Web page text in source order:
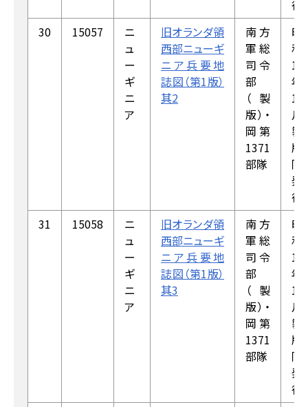
行
30
15057
ニ
ュ
ー
ギ
ニ
ア
旧オランダ領
西部ニューギ
ニア兵要地
誌図（第1版）
其2
南方
軍総
司令
部
（製
版）・
岡第
1371
部隊
昭
和
18
年
1
月
製
版，
同
発
行
31
15058
ニ
ュ
ー
ギ
ニ
ア
旧オランダ領
西部ニューギ
ニア兵要地
誌図（第1版）
其3
南方
軍総
司令
部
（製
版）・
岡第
1371
部隊
昭
和
18
年
1
月
製
版，
同
発
行